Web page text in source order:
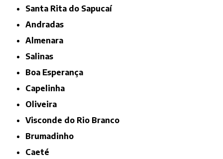
Santa Rita do Sapucaí
Andradas
Almenara
Salinas
Boa Esperança
Capelinha
Oliveira
Visconde do Rio Branco
Brumadinho
Caeté